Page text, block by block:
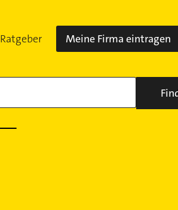
Ratgeber Meine Firma eintragen